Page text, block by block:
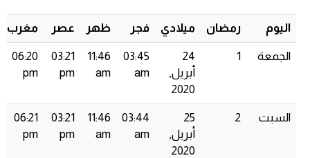
اليوم رمضان ميلادي فجر ظهر عصر مغرب
الجمعة 1
24
أبريل,
2020
03:45
am
11:46
am
03:21
pm
06:20
pm
السبت 2
25
أبريل,
2020
03:44
am
11:46
am
03:21
pm
06:21
pm